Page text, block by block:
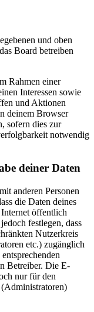
und oben
Board betreiben
Rahmen einer
Interessen sowie
und Aktionen
deinem Browser
sofern dies zur
notwendig
deiner Daten
anderen Personen
die Daten deines
öffentlich
festlegen, dass
Nutzerkreis
etc.) zugänglich
Betreiber. Die E-
nur für den